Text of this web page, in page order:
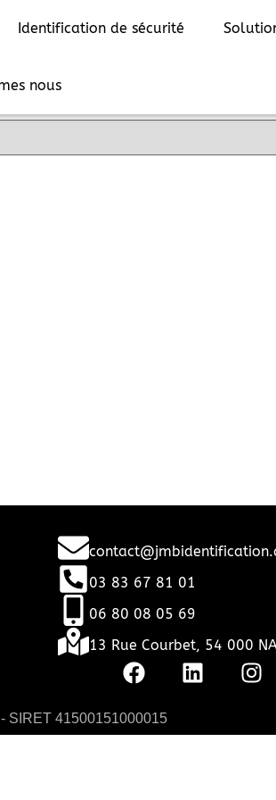
Identification de sécurité
nous
03 83 67 81 01
06 80 08 05 69
13 Rue Courbet, 54 000
SIRET 41500151000015